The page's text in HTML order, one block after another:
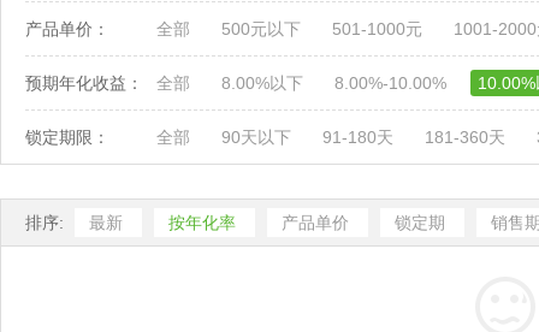
产品单价： 全部 500元以下 501-1000元 1001-
预期年化收益： 全部 8.00%以下 8.00%-10.00%
锁定期限： 全部 90天以下 91-180天 181-360天
排序: 最新 按年化率 产品单价 锁定期 销售